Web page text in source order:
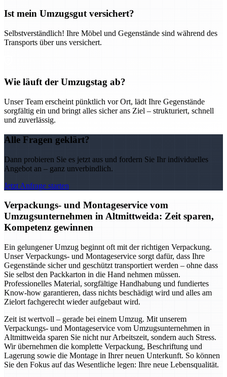
Ist mein Umzugsgut versichert?
Selbstverständlich! Ihre Möbel und Gegenstände sind während des
Transports über uns versichert.
Wie läuft der Umzugstag ab?
Unser Team erscheint pünktlich vor Ort, lädt Ihre Gegenstände
sorgfältig ein und bringt alles sicher ans Ziel – strukturiert, schnell
und zuverlässig.
Alle Fragen geklärt?
Dann probieren Sie es jetzt aus und fordern Sie Ihr individuelles
Angebot an – ganz unverbindlich.
Jetzt Anfrage starten
Verpackungs- und Montageservice vom
Umzugsunternehmen in Altmittweida: Zeit sparen,
Kompetenz gewinnen
Ein gelungener Umzug beginnt oft mit der richtigen Verpackung.
Unser Verpackungs- und Montageservice sorgt dafür, dass Ihre
Gegenstände sicher und geschützt transportiert werden – ohne dass
Sie selbst den Packkarton in die Hand nehmen müssen.
Professionelles Material, sorgfältige Handhabung und fundiertes
Know-how garantieren, dass nichts beschädigt wird und alles am
Zielort fachgerecht wieder aufgebaut wird.
Zeit ist wertvoll – gerade bei einem Umzug. Mit unserem
Verpackungs- und Montageservice vom Umzugsunternehmen in
Altmittweida sparen Sie nicht nur Arbeitszeit, sondern auch Stress.
Wir übernehmen die komplette Verpackung, Beschriftung und
Lagerung sowie die Montage in Ihrer neuen Unterkunft. So können
Sie den Fokus auf das Wesentliche legen: Ihre neue Lebensqualität.